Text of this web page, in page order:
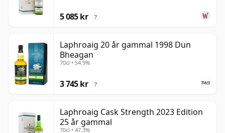
5 085 kr ?
Laphroaig 20 år gammal 1998 Dun
Bheagan
70cl • 54.9%
3 745 kr ?
Laphroaig Cask Strength 2023 Edition
25 år gammal
70cl • 47.3%